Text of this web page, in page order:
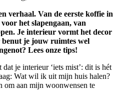
verhaal. Van de eerste koffie in
het slapengaan, van
Je interieur vormt het decor
je jouw ruimtes wel
Lees onze tips!
je interieur ‘iets mist’: dit is hét
Wat wil ik uit mijn huis halen?
om aan mijn woonwensen te